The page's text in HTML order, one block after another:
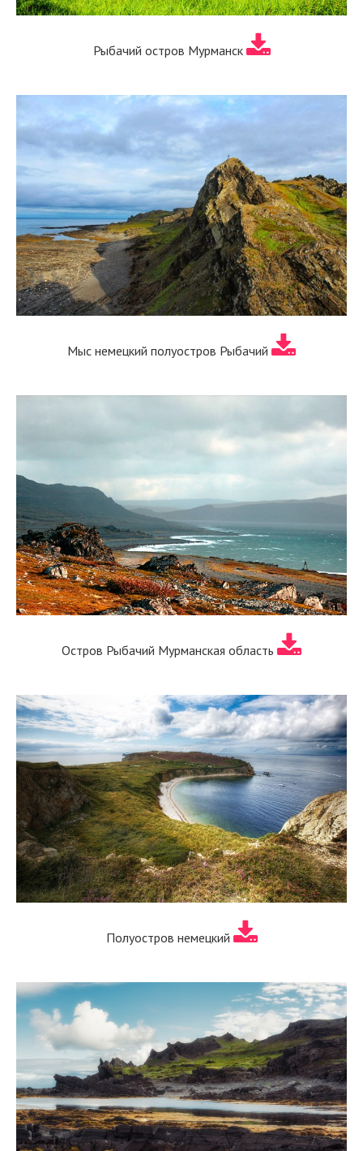
Рыбачий остров Мурманск
Мыс немецкий полуостров Рыбачий
Остров Рыбачий Мурманская область
Полуостров немецкий